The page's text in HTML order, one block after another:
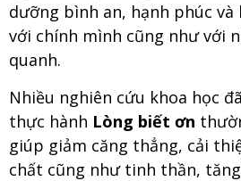
dưỡng bình an, hạnh phúc và
với chính mình cũng như với
quanh.
Nhiều nghiên cứu khoa học
thực hành Lòng biết ơn
giúp giảm căng thẳng, cải
chất cũng như tinh thần,